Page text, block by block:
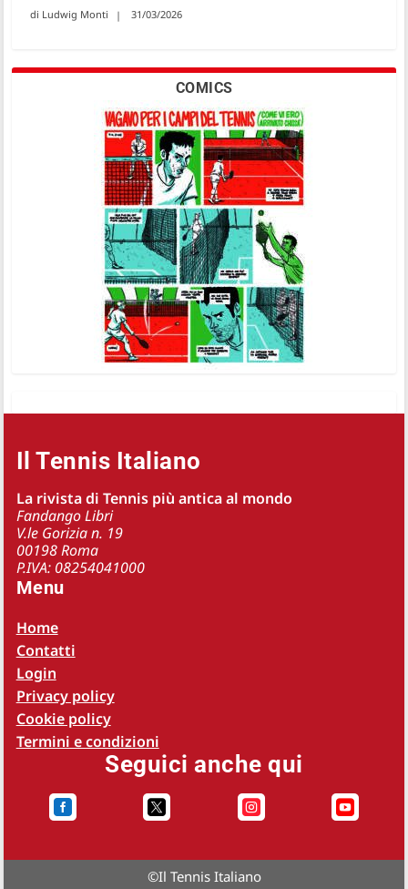
Ludwig Monti 31/03/2026
COMICS
Il Tennis Italiano
La rivista di Tennis più antica al mondo
Fandango Libri
V.le Gorizia n. 19
00198 Roma
P.IVA: 08254041000
Menu
Home
Contatti
Login
Privacy policy
Cookie policy
Termini e condizioni
Seguici anche qui
   
©Il Tennis Italiano